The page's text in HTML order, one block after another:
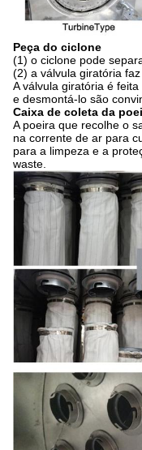
Peça do ciclone
(1) o ciclone pode
(2) a válvula giratória
A válvula giratória é
e desmontá-lo são
Caixa de coleta da
A poeira que recolhe o
na corrente de ar para
para a limpeza e a
waste.